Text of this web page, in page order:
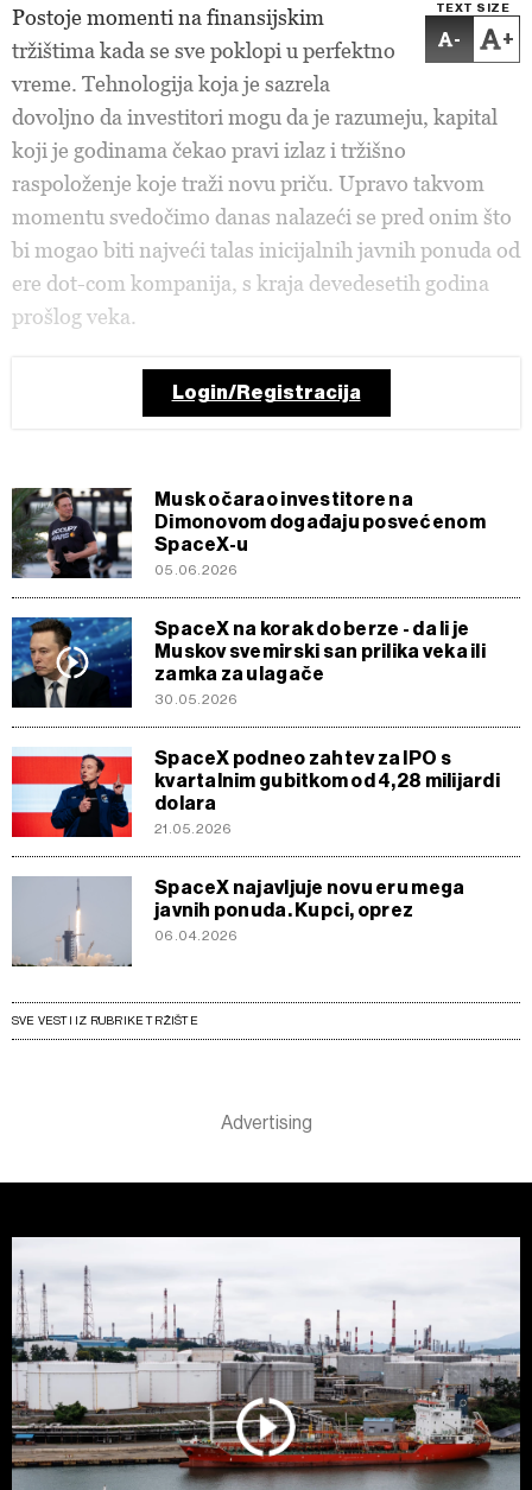
TEXT SIZE
- +
Postoje momenti na finansijskim
tržištima kada se sve poklopi u perfektno
vreme. Tehnologija koja je sazrela
dovoljno da investitori mogu da je razumeju, kapital
koji je godinama čekao pravi izlaz i tržišno
raspoloženje koje traži novu priču. Upravo takvom
momentu svedočimo danas nalazeći se pred onim što
bi mogao biti najveći talas inicijalnih javnih ponuda od
ere dot-com kompanija, s kraja devedesetih godina
prošlog veka.
Login/Registracija
Musk očarao investitore na
Dimonovom događaju posvećenom
SpaceX-u
05.06.2026
SpaceX na korak do berze - da li je
Muskov svemirski san prilika veka ili
zamka za ulagače
30.05.2026
SpaceX podneo zahtev za IPO s
kvartalnim gubitkom od 4,28 milijardi
dolara
21.05.2026
SpaceX najavljuje novu eru mega
javnih ponuda. Kupci, oprez
06.04.2026
SVE VESTI IZ RUBRIKE TRŽIŠTE